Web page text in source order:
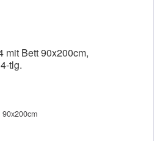
mit Bett 90x200cm,
tlg.